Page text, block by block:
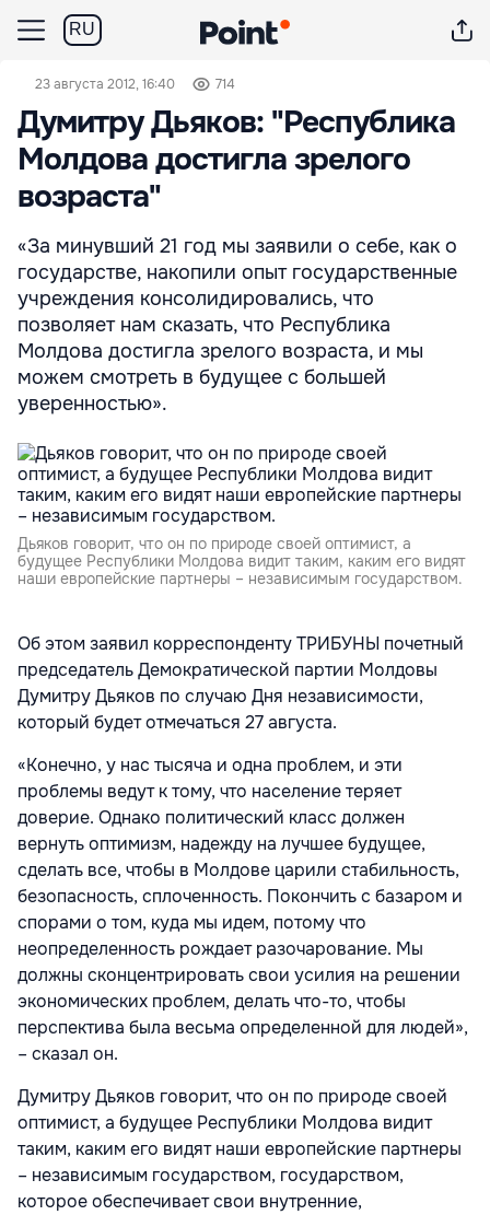
RU
23 августа 2012, 16:40 714
Думитру Дьяков: "Республика
Молдова достигла зрелого
возраста"
«За минувший 21 год мы заявили о себе, как о
государстве, накопили опыт государственные
учреждения консолидировались, что
позволяет нам сказать, что Республика
Молдова достигла зрелого возраста, и мы
можем смотреть в будущее с большей
уверенностью».
Дьяков говорит, что он по природе своей оптимист, а
будущее Республики Молдова видит таким, каким его видят
наши европейские партнеры – независимым государством.
Об этом заявил корреспонденту ТРИБУНЫ почетный
председатель Демократической партии Молдовы
Думитру Дьяков по случаю Дня независимости,
который будет отмечаться 27 августа.
«Конечно, у нас тысяча и одна проблем, и эти
проблемы ведут к тому, что население теряет
доверие. Однако политический класс должен
вернуть оптимизм, надежду на лучшее будущее,
сделать все, чтобы в Молдове царили стабильность,
безопасность, сплоченность. Покончить с базаром и
спорами о том, куда мы идем, потому что
неопределенность рождает разочарование. Мы
должны сконцентрировать свои усилия на решении
экономических проблем, делать что-то, чтобы
перспектива была весьма определенной для людей»,
– сказал он.
Думитру Дьяков говорит, что он по природе своей
оптимист, а будущее Республики Молдова видит
таким, каким его видят наши европейские партнеры
– независимым государством, государством,
которое обеспечивает свои внутренние,